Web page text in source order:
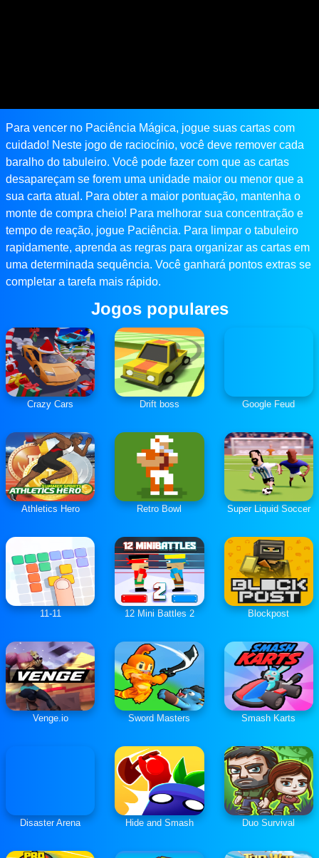
Para vencer no Paciência Mágica, jogue suas cartas com
cuidado! Neste jogo de raciocínio, você deve remover cada
baralho do tabuleiro. Você pode fazer com que as cartas
desapareçam se forem uma unidade maior ou menor que a
sua carta atual. Para obter a maior pontuação, mantenha o
monte de compra cheio! Para melhorar sua concentração e
tempo de reação, jogue Paciência. Para limpar o tabuleiro
rapidamente, aprenda as regras para organizar as cartas em
uma determinada sequência. Você ganhará pontos extras se
completar a tarefa mais rápido.
Jogos populares
Crazy Cars Drift boss Google Feud
Athletics Hero Retro Bowl Super Liquid Soccer
11-11 12 Mini Battles 2 Blockpost
Venge.io Sword Masters Smash Karts
Disaster Arena Hide and Smash Duo Survival